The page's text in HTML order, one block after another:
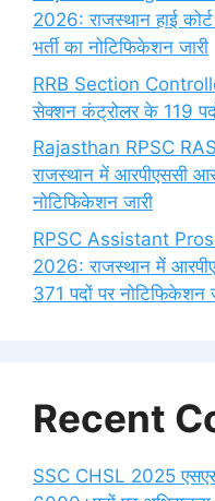
2026: राजस्थान हाई
भर्ती का नोटिफिकेशन जारी
RRB Section
सेक्शन कंट्रोलर के 119
Rajasthan RPSC
राजस्थान में आरपीएससी
नोटिफिकेशन जारी
RPSC Assistant
2026: राजस्थान में
371 पदों पर नोटिफिकेशन
Recent
SSC CHSL 2025